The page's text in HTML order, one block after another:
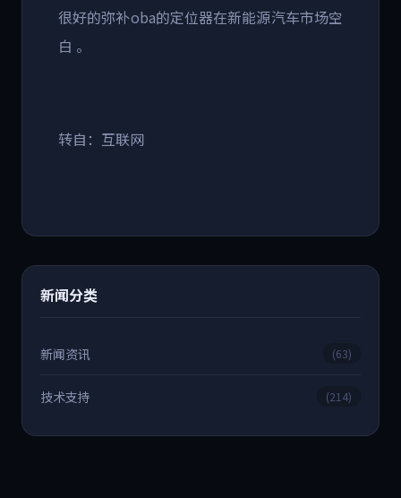
很好的弥补oba的定位器在新能源汽车市场空
白 。
转自：互联网
新闻分类
新闻资讯 (63)
技术支持 (214)